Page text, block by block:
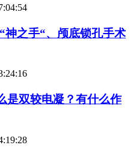
神之手“、颅底锁孔手术
是双较电凝？有什么作